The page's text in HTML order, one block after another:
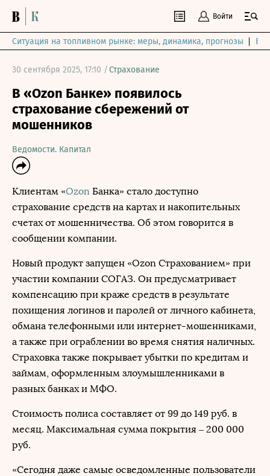
Войти
Ситуация на топливном рынке: меры, динамика, прогнозы
30 сентября 2025, 17:10 /Страхование
В «Ozon Банке» появилось
страхование сбережений от
мошенников
Ведомости. Капитал
Клиентам «Ozon Банка» стало доступно
страхование средств на картах и накопительных
счетах от мошенничества. Об этом говорится в
сообщении компании.
Новый продукт запущен «Ozon Страхованием» при
участии компании СОГАЗ. Он предусматривает
компенсацию при краже средств в результате
похищения логинов и паролей от личного кабинета,
обмана телефонными или интернет-мошенниками,
а также при ограблении во время снятия наличных.
Страховка также покрывает убытки по кредитам и
займам, оформленным злоумышленниками в
разных банках и МФО.
Стоимость полиса составляет от 99 до 149 руб. в
месяц. Максимальная сумма покрытия – 200 000
руб.
«Сегодня даже самые осведомленные пользователи